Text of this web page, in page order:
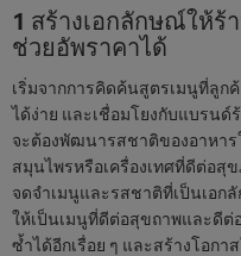
1 สร้างเอกลักษณ์ให้ร้
ช่วยอัพราคาได้
เริ่มจากการคิดค้นสูตรเมนูที่ลูก
ได้ง่าย และเชื่อมโยงกับแบรน
จะต้องพัฒนารสชาติของอาหาร
สมุนไพรหรือเครื่องเทศที่ดีต่อสุ
จดจำเมนูและรสชาติที่เป็นเอก
ให้เป็นเมนูที่ดีต่อสุขถาพและดีต่
ซ้ำได้อีกเรื่อย ๆ และสร้างโอก